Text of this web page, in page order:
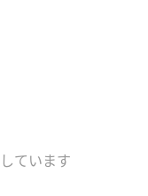
ています